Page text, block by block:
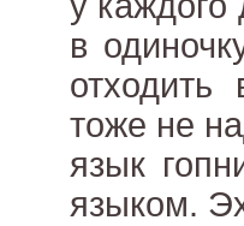
в
отходить
тоже не
язык
языком.